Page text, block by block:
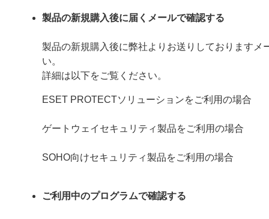
製品の新規購入後に届くメールで確認する
製品の新規購入後に弊社よりお送りしております
い。
詳細は以下をご覧ください。
ESET PROTECTソリューションをご利用の場合
ゲートウェイセキュリティ製品をご利用の場合
SOHO向けセキュリティ製品をご利用の場合
ご利用中のプログラムで確認する